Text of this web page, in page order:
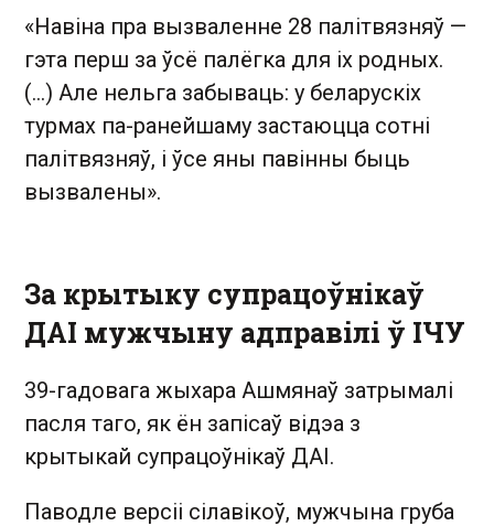
«Навіна пра вызваленне 28 палітвязняў —
гэта перш за ўсё палёгка для іх родных.
(...) Але нельга забываць: у беларускіх
турмах па-ранейшаму застаюцца сотні
палітвязняў, і ўсе яны павінны быць
вызвалены».
За крытыку супрацоўнікаў
ДАІ мужчыну адправілі ў ІЧУ
39-гадовага жыхара Ашмянаў затрымалі
пасля таго, як ён запісаў відэа з
крытыкай супрацоўнікаў ДАІ.
Паводле версіі сілавікоў, мужчына груба